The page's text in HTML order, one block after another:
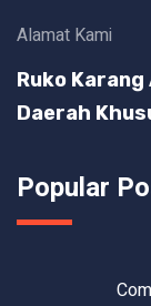
Alamat Kami
Ruko
Daerah
Popular